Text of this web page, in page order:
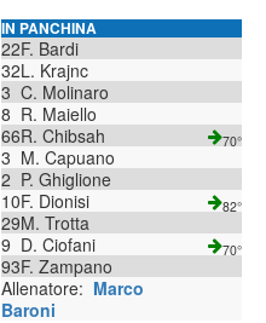
IN PANCHINA
22F. Bardi
32L. Krajnc
3 C. Molinaro
8 R. Maiello
66R. Chibsah 70°
3 M. Capuano
2 P. Ghiglione
10F. Dionisi 82°
29M. Trotta
9 D. Ciofani 70°
93F. Zampano
Allenatore: Marco
Baroni